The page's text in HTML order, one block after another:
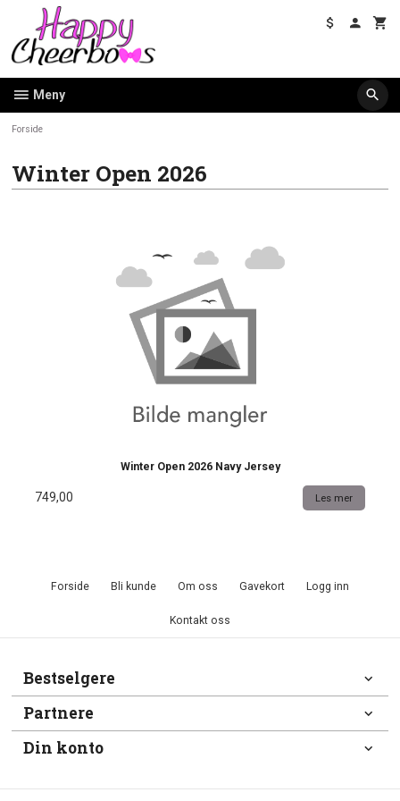
innholdet
Meny
Forside
Winter Open 2026
Winter Open 2026 Navy Jersey
749,00 Les mer
Forside Bli kunde Om oss Gavekort Logg inn
Kontakt oss
Bestselgere
Partnere
Din konto